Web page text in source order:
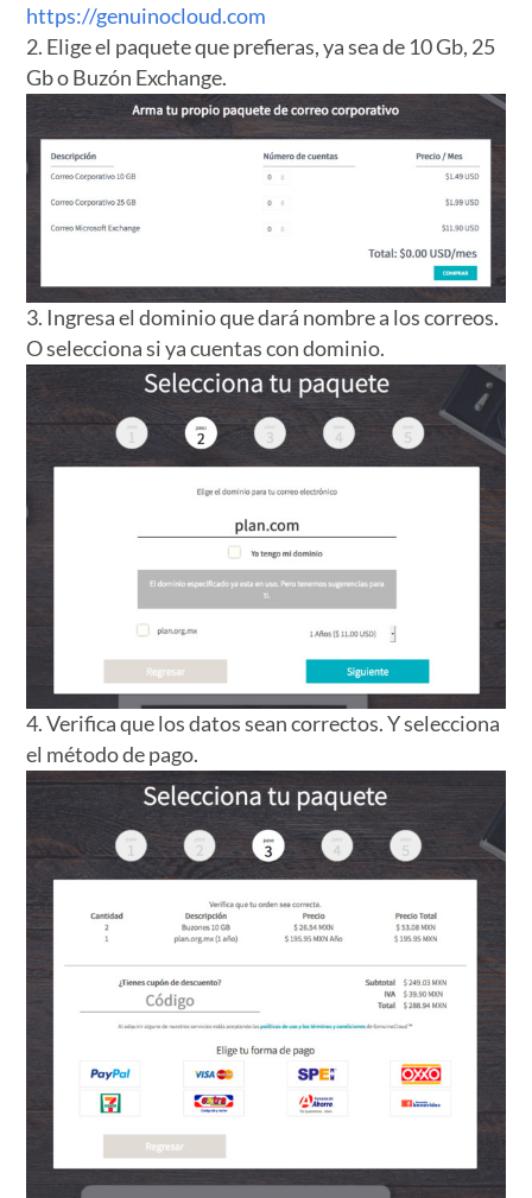
https://genuinocloud.com
2. Elige el paquete que prefieras, ya sea de 10 Gb, 25
Gb o Buzón Exchange.
3. Ingresa el dominio que dará nombre a los correos.
O selecciona si ya cuentas con dominio.
4. Verifica que los datos sean correctos. Y selecciona
el método de pago.